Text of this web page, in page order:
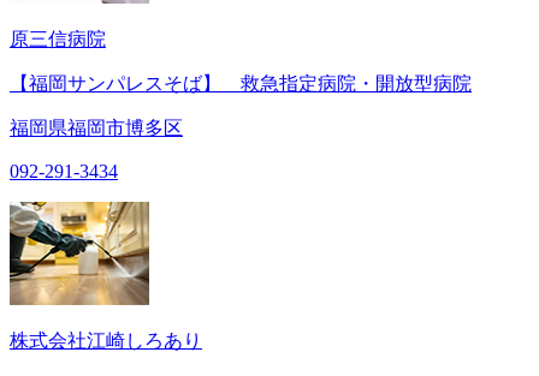
原三信病院
【福岡サンパレスそば】 救急指定病院・開放型病院
福岡県福岡市博多区
092-291-3434
株式会社江崎しろあり